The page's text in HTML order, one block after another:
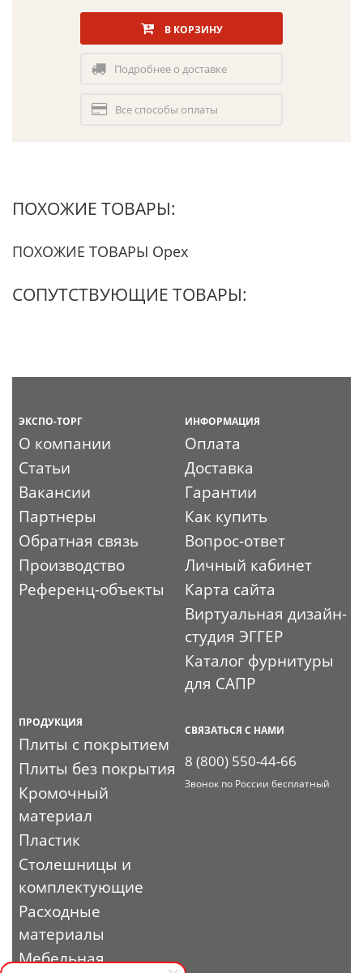
В КОРЗИНУ
Подробнее о доставке
Все способы оплаты
ПОХОЖИЕ ТОВАРЫ:
ПОХОЖИЕ ТОВАРЫ Орех
СОПУТСТВУЮЩИЕ ТОВАРЫ:
ЭКСПО-ТОРГ
О компании
Статьи
Вакансии
Партнеры
Обратная связь
Производство
Референц-объекты
ИНФОРМАЦИЯ
Оплата
Доставка
Гарантии
Как купить
Вопрос-ответ
Личный кабинет
Карта сайта
Виртуальная дизайн-
студия ЭГГЕР
Каталог фурнитуры
для САПР
ПРОДУКЦИЯ
Плиты с покрытием
Плиты без покрытия
Кромочный
материал
Пластик
Столешницы и
комплектующие
Расходные
материалы
Мебельная
СВЯЗАТЬСЯ С НАМИ
8 (800) 550-44-66
Звонок по России бесплатный